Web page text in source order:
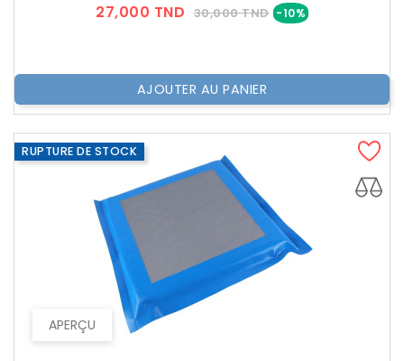
27,000 TND Prix
30,000 TND -10%Prix
AJOUTER AU PANIER
APERÇU
RUPTURE DE STOCK